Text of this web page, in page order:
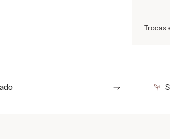
Trocas